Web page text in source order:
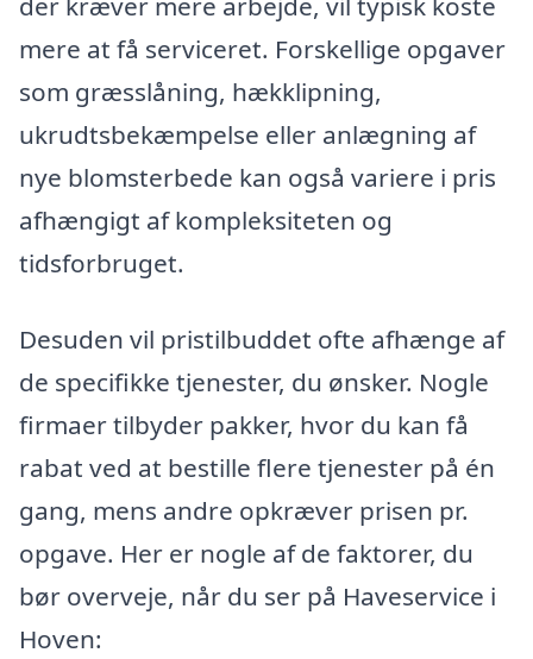
mere at få serviceret. Forskellige opgaver
som græsslåning, hækklipning,
ukrudtsbekæmpelse eller anlægning af
nye blomsterbede kan også variere i pris
afhængigt af kompleksiteten og
tidsforbruget.
Desuden vil pristilbuddet ofte afhænge af
de specifikke tjenester, du ønsker. Nogle
firmaer tilbyder pakker, hvor du kan få
rabat ved at bestille flere tjenester på én
gang, mens andre opkræver prisen pr.
opgave. Her er nogle af de faktorer, du
bør overveje, når du ser på Haveservice i
Hoven: